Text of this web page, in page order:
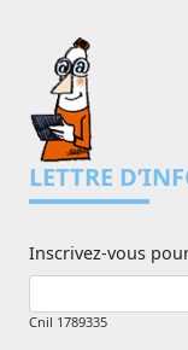
LETTRE
Inscrivez-vous
Cnil 1789335